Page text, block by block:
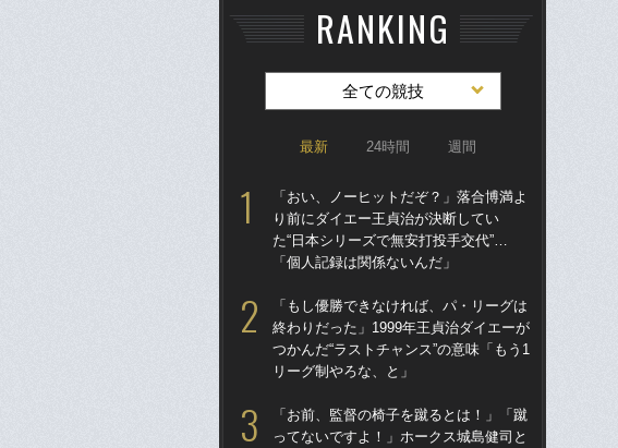
RANKING
全ての競技
最新 24時間 週間
「おい、ノーヒットだぞ？」落合博満よ
り前にダイエー王貞治が決断してい
た“日本シリーズで無安打投手交代”…
「個人記録は関係ないんだ」
「もし優勝できなければ、パ・リーグは
終わりだった」1999年王貞治ダイエーが
つかんだ“ラストチャンス”の意味「もう1
リーグ制やろな、と」
「お前、監督の椅子を蹴るとは！」「蹴
ってないですよ！」ホークス城島健司と